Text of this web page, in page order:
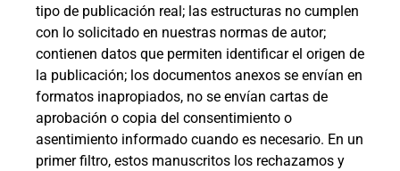
tipo de publicación real; las estructuras no cumplen
con lo solicitado en nuestras normas de autor;
contienen datos que permiten identificar el origen de
la publicación; los documentos anexos se envían en
formatos inapropiados, no se envían cartas de
aprobación o copia del consentimiento o
asentimiento informado cuando es necesario. En un
primer filtro, estos manuscritos los rechazamos y